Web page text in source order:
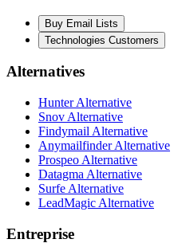
Buy Email Lists
Technologies Customers
Alternatives
Hunter Alternative
Snov Alternative
Findymail Alternative
Anymailfinder Alternative
Prospeo Alternative
Datagma Alternative
Surfe Alternative
LeadMagic Alternative
Entreprise